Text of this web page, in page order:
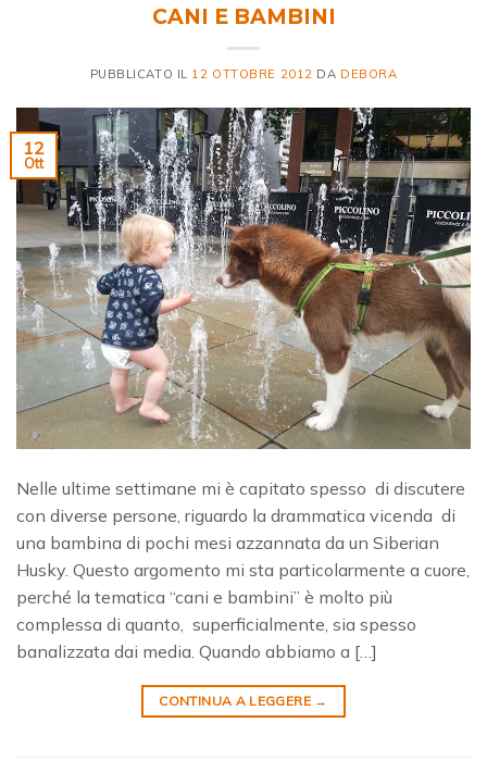
CANI E BAMBINI
PUBBLICATO IL 12 OTTOBRE 2012 DA DEBORA
12
Ott
Nelle ultime settimane mi è capitato spesso di discutere
con diverse persone, riguardo la drammatica vicenda di
una bambina di pochi mesi azzannata da un Siberian
Husky. Questo argomento mi sta particolarmente a cuore,
perché la tematica “cani e bambini” è molto più
complessa di quanto, superficialmente, sia spesso
banalizzata dai media. Quando abbiamo a […]
CONTINUA A LEGGERE →